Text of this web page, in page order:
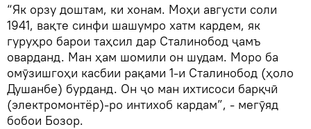
“Як орзу доштам, ки хонам. Моҳи августи соли
1941, вақте синфи шашумро хатм кардем, як
гуруҳро барои таҳсил дар Сталинобод ҷамъ
оварданд. Ман ҳам шомили он шудам. Моро ба
омӯзишгоҳи касбии рақами 1-и Сталинобод (ҳоло
Душанбе) бурданд. Он ҷо ман ихтисоси барқчӣ
(электромонтёр)-ро интихоб кардам”, - мегӯяд
бобои Бозор.